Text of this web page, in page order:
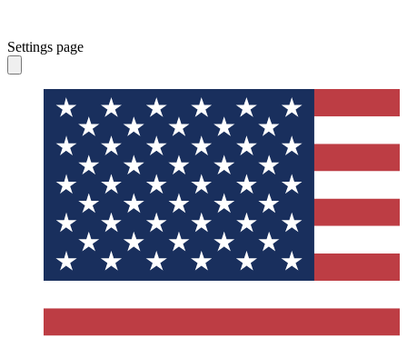
Settings page